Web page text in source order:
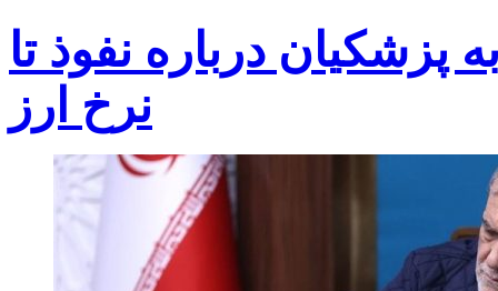
درباره نفوذ تا
نرخ ارز